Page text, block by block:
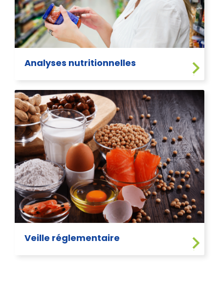
Analyses nutritionnelles
Veille réglementaire